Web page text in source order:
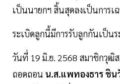
เป็นนายกฯ สิ้นสุดลงเป็นการเ
ระเบิดลูกนี้มีการรับลูกกันเป็นร
วันที่ 19 มิ.ย. 2568 สมาชิกวุฒิ
ถอดถอน น.ส.แพทองธาร ชิน